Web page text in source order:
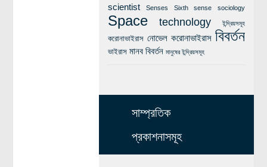
scientist
Senses Sixth sense sociology
Space technology ইন্দ্রিয়সমূহ
করোনাভাইরাস নোভেল করোনাভাইরাস বিবর্তন
ভাইরাস মানব বিবর্তন মানুষের ইন্দ্রিয়সমূহ
সাম্প্রতিক
প্রকাশনাসমূহ